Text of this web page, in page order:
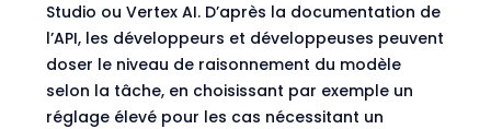
Studio ou Vertex AI. D’après la documentation de
l’API, les développeurs et développeuses peuvent
doser le niveau de raisonnement du modèle
selon la tâche, en choisissant par exemple un
réglage élevé pour les cas nécessitant un